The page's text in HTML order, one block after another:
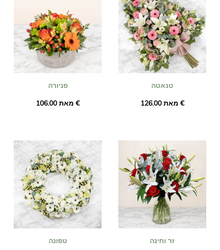
פניורה
מאת ‏106.00 €
טנאטה
מאת ‏126.00 €
טפונה זר וחינה